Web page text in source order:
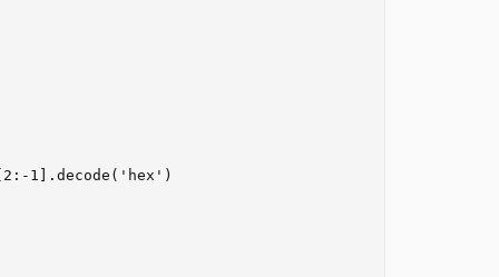
1].decode('hex')